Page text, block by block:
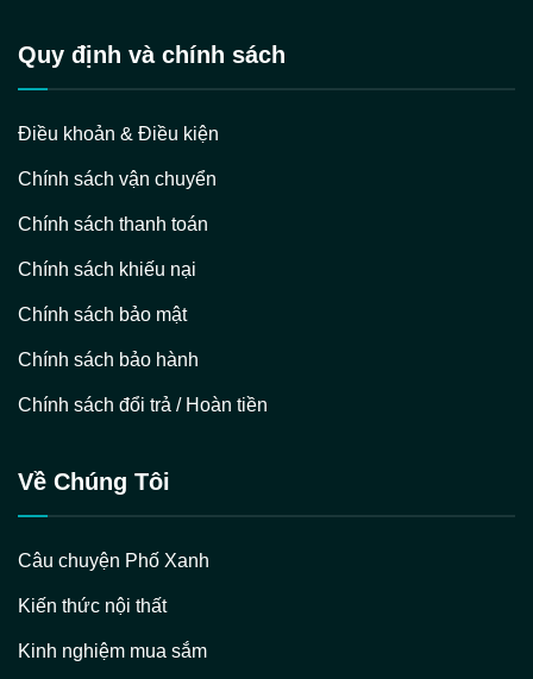
Quy định và chính sách
Điều khoản & Điều kiện
Chính sách vận chuyển
Chính sách thanh toán
Chính sách khiếu nại
Chính sách bảo mật
Chính sách bảo hành
Chính sách đổi trả / Hoàn tiền
Về Chúng Tôi
Câu chuyện Phố Xanh
Kiến thức nội thất
Kinh nghiệm mua sắm